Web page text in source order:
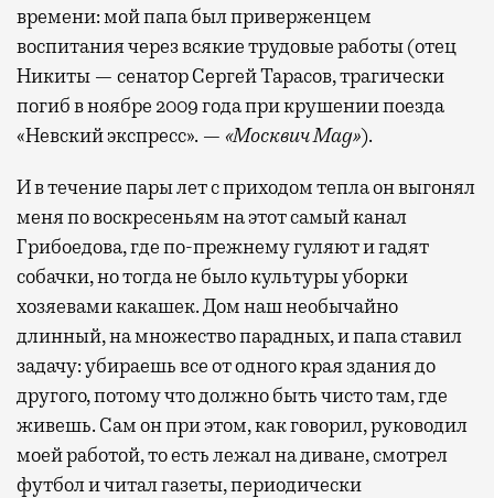
времени: мой папа был приверженцем
воспитания через всякие трудовые работы (отец
Никиты — сенатор Сергей Тарасов, трагически
погиб в ноябре 2009 года при крушении поезда
«Невский экспресс». — «Москвич Mag»).
И в течение пары лет с приходом тепла он выгонял
меня по воскресеньям на этот самый канал
Грибоедова, где по-прежнему гуляют и гадят
собачки, но тогда не было культуры уборки
хозяевами какашек. Дом наш необычайно
длинный, на множество парадных, и папа ставил
задачу: убираешь все от одного края здания до
другого, потому что должно быть чисто там, где
живешь. Сам он при этом, как говорил, руководил
моей работой, то есть лежал на диване, смотрел
футбол и читал газеты, периодически